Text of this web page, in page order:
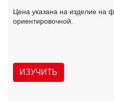
Цена указана на изделие на
ориентировочной.
ИЗУЧИТЬ